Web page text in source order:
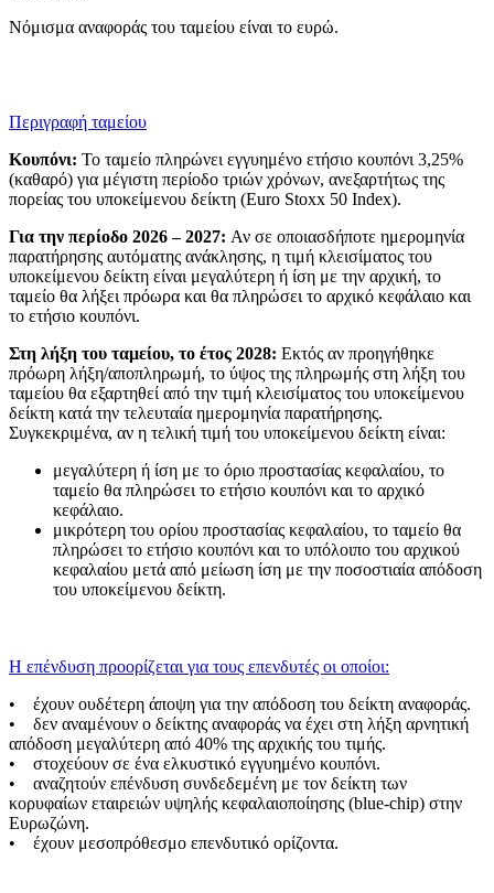
Νόμισμα αναφοράς του ταμείου είναι το ευρώ.
Περιγραφή ταμείου
Κουπόνι: Το ταμείο πληρώνει εγγυημένο ετήσιο κουπόνι 3,25%
(καθαρό) για μέγιστη περίοδο τριών χρόνων, ανεξαρτήτως της
πορείας του υποκείμενου δείκτη (Euro Stoxx 50 Index).
Για την περίοδο 2026 – 2027: Αν σε οποιασδήποτε ημερομηνία
παρατήρησης αυτόματης ανάκλησης, η τιμή κλεισίματος του
υποκείμενου δείκτη είναι μεγαλύτερη ή ίση με την αρχική, το
ταμείο θα λήξει πρόωρα και θα πληρώσει το αρχικό κεφάλαιο και
το ετήσιο κουπόνι.
Στη λήξη του ταμείου, το έτος 2028: Εκτός αν προηγήθηκε
πρόωρη λήξη/αποπληρωμή, το ύψος της πληρωμής στη λήξη του
ταμείου θα εξαρτηθεί από την τιμή κλεισίματος του υποκείμενου
δείκτη κατά την τελευταία ημερομηνία παρατήρησης.
Συγκεκριμένα, αν η τελική τιμή του υποκείμενου δείκτη είναι:
μεγαλύτερη ή ίση με το όριο προστασίας κεφαλαίου, το
ταμείο θα πληρώσει το ετήσιο κουπόνι και το αρχικό
κεφάλαιο.
μικρότερη του ορίου προστασίας κεφαλαίου, το ταμείο θα
πληρώσει το ετήσιο κουπόνι και το υπόλοιπο του αρχικού
κεφαλαίου μετά από μείωση ίση με την ποσοστιαία απόδοση
του υποκείμενου δείκτη.
Η επένδυση προορίζεται για τους επενδυτές οι οποίοι:
• έχουν ουδέτερη άποψη για την απόδοση του δείκτη αναφοράς.
• δεν αναμένουν ο δείκτης αναφοράς να έχει στη λήξη αρνητική
απόδοση μεγαλύτερη από 40% της αρχικής του τιμής.
• στοχεύουν σε ένα ελκυστικό εγγυημένο κουπόνι.
• αναζητούν επένδυση συνδεδεμένη με τον δείκτη των
κορυφαίων εταιρειών υψηλής κεφαλαιοποίησης (blue-chip) στην
Ευρωζώνη.
• έχουν μεσοπρόθεσμο επενδυτικό ορίζοντα.